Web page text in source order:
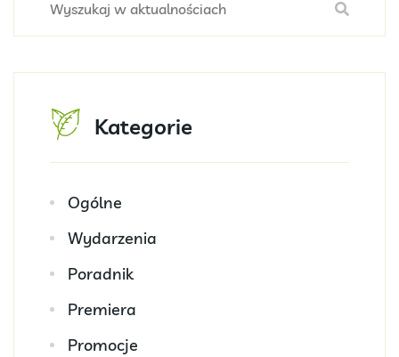
Kategorie
Ogólne
Wydarzenia
Poradnik
Premiera
Promocje